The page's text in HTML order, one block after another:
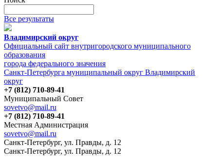
Все результаты
Владимирский округ
Официальный сайт внутригородского муниципального
образования
города федерального значения
Санкт-Петербурга муниципальный округ Владимирский
округ
+7 (812) 710-89-41
Муниципальный Совет
sovetvo@mail.ru
+7 (812) 710-89-41
Местная Администрация
sovetvo@mail.ru
Санкт-Петербург, ул. Правды, д. 12
Санкт-Петербург, ул. Правды, д. 12